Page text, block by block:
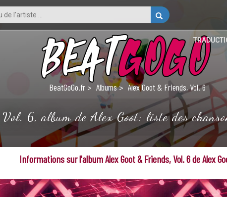
BeatGoGo.fr Albums Alex Goot & Friends, Vol. 6
6, album de Alex Goot: liste des
Informations sur l'album Alex Goot & Friends, Vol. 6 de Alex